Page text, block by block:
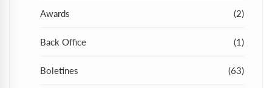
Awards (2)
Back Office (1)
Boletines (63)